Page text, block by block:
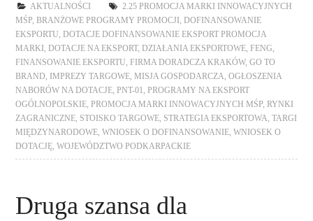
AKTUALNOŚCI
2.25 PROMOCJA MARKI INNOWACYJNYCH
MŚP
BRANŻOWE PROGRAMY PROMOCJI
DOFINANSOWANIE
EKSPORTU
DOTACJE DOFINANSOWANIE EKSPORT PROMOCJA
MARKI
DOTACJE NA EKSPORT, DZIAŁANIA EKSPORTOWE FENG
FINANSOWANIE EKSPORTU
FIRMA DORADCZA KRAKÓW,GO TO
BRAND
IMPREZY TARGOWE MISJA GOSPODARCZA ,OGŁOSZENIA
NABORÓW NA DOTACJE
PNT-01
PROGRAMY NA EKSPORT
OGÓLNOPOLSKIE
PROMOCJA MARKI INNOWACYJNYCH MŚP
RYNKI
ZAGRANICZNE STOISKO TARGOWE STRATEGIA EKSPORTOWA ,TARGI
MIĘDZYNARODOWE WNIOSEK O DOFINANSOWANIE WNIOSEK O
DOTACJĘ WOJEWÓDZTWO PODKARPACKIE
Druga szansa dla